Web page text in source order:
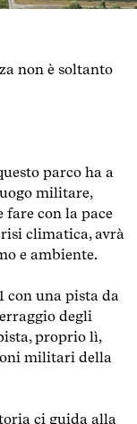
non è soltanto
parco ha a
militare,
fare con la pace
climatica, avrà
e ambiente.
con una pista da
degli
proprio lì,
militari della
ci guida alla